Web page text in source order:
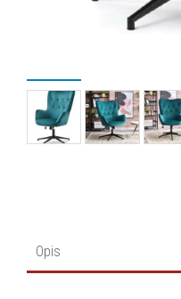
Opis